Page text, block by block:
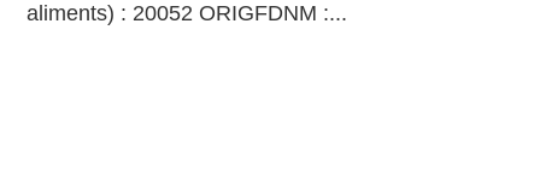
aliments) : 20052 ORIGFDNM :...